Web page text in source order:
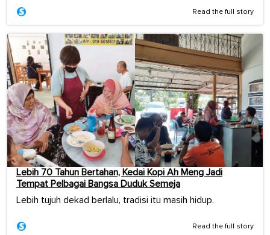
Read the full story
Lebih 70 Tahun Bertahan, Kedai Kopi Ah Meng Jadi
Tempat Pelbagai Bangsa Duduk Semeja
Lebih tujuh dekad berlalu, tradisi itu masih hidup.
Read the full story